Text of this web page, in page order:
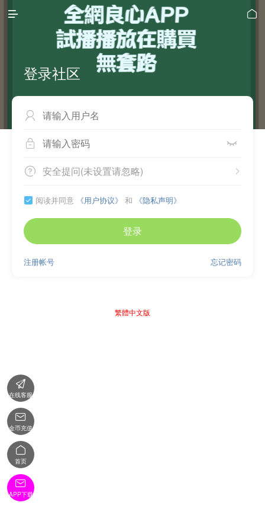
 
登录社区

 
 
安全提问(未设置请忽略)
 阅读并同意 《用户协议》 和 《隐私声明》
登录
忘记密码
注册帐号
繁體中文版

在线客服

金币充值

首页

APP下载